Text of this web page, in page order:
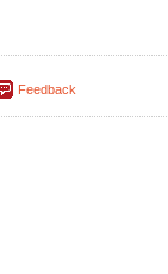
Feedback